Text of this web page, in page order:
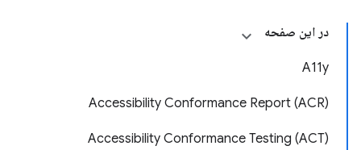
در این صفحه
A11y
Accessibility Conformance Report (ACR)
Accessibility Conformance Testing (ACT)